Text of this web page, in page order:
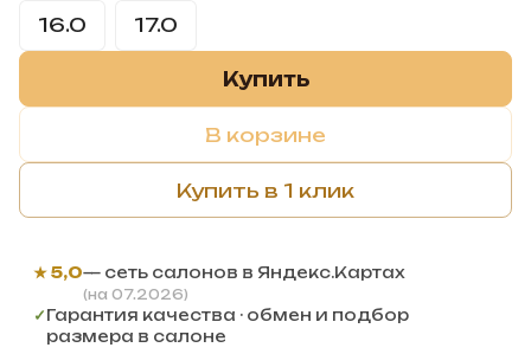
16.0 17.0
Купить
В корзине
Купить в 1 клик
★ 5,0— сеть салонов в Яндекс.Картах
(на 07.2026)
✓Гарантия качества · обмен и подбор
размера в салоне